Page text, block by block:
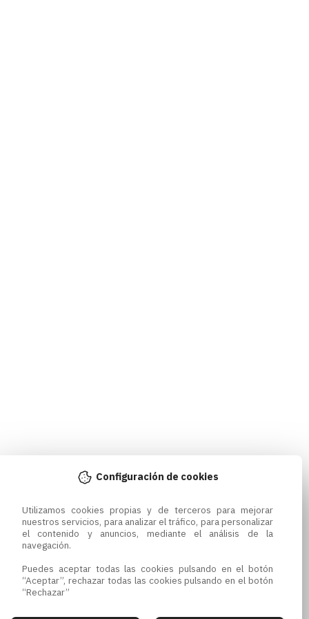
Configuración de cookies
Utilizamos cookies propias y de terceros para mejorar
nuestros servicios, para analizar el tráfico, para personalizar
el contenido y anuncios, mediante el análisis de la
navegación.
Puedes aceptar todas las cookies pulsando en el botón
“Aceptar”, rechazar todas las cookies pulsando en el botón
“Rechazar”